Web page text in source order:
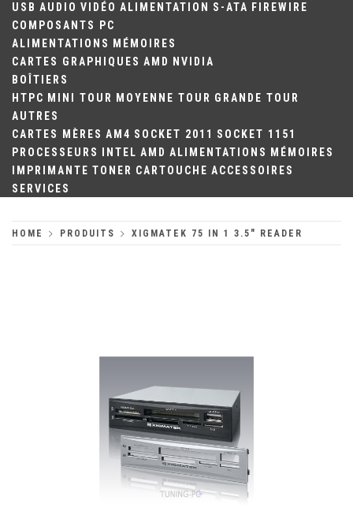
USB AUDIO VIDÉO ALIMENTATION S-ATA FIREWIRE
COMPOSANTS PC
ALIMENTATIONS
MÉMOIRES
CARTES GRAPHIQUES AMD
NVIDIA
BOÎTIERS
HTPC MINI TOUR MOYENNE TOUR GRANDE TOUR
AUTRES
CARTES MÈRES AM4 SOCKET 2011
SOCKET 1151
PROCESSEURS
INTEL AMD ALIMENTATIONS
MÉMOIRES
IMPRIMANTE TONER CARTOUCHE ACCESSOIRES
SERVICES
HOME PRODUITS XIGMATEK 75 IN 1 3.5″ READER